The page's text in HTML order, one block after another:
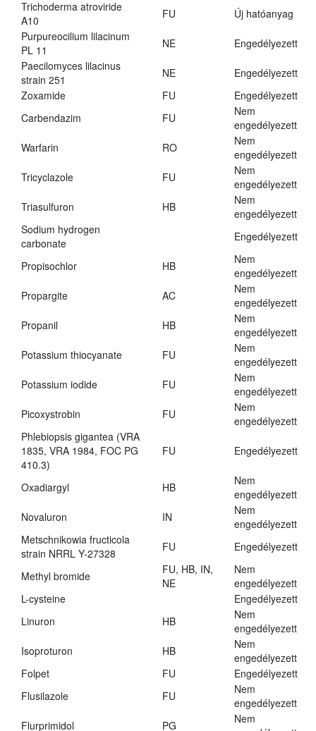
Trichoderma atroviride
A10
FU
Új hatóanyag
Purpureocilium lilacinum
PL 11
NE
Engedélyezett
Paecilomyces lilacinus
strain 251
NE
Engedélyezett
Zoxamide
FU
Engedélyezett
Carbendazim
FU
Nem
engedélyezett
Warfarin
RO
Nem
engedélyezett
Tricyclazole
FU
Nem
engedélyezett
Triasulfuron
HB
Nem
engedélyezett
Sodium hydrogen
carbonate
Engedélyezett
Propisochlor HB
Nem
engedélyezett
Propargite
AC
Nem
engedélyezett
Propanil
HB
Nem
engedélyezett
Potassium thiocyanate
FU
Nem
engedélyezett
Potassium iodide
FU
Nem
engedélyezett
Picoxystrobin
FU
Nem
engedélyezett
Phlebiopsis gigantea (VRA
1835, VRA 1984, FOC PG
410.3)
FU Engedélyezett
Oxadiargyl HB
Nem
engedélyezett
Novaluron
IN
Nem
engedélyezett
Metschnikowia fructicola
strain NRRL Y-27328
FU Engedélyezett
Methyl bromide
FU, HB, IN,
NE
Nem
engedélyezett
L-cysteine
Engedélyezett
Linuron
HB
Nem
engedélyezett
Isoproturon
HB
Nem
engedélyezett
Folpet
FU
Engedélyezett
Flusilazole
FU
Nem
engedélyezett
Flurprimidol
PG
Nem